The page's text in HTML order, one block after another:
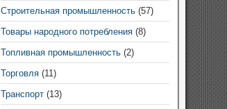
Строительная промышленность(57)
Товары народного потребления(8)
Топливная промышленность(2)
Торговля(11)
Транспорт(13)